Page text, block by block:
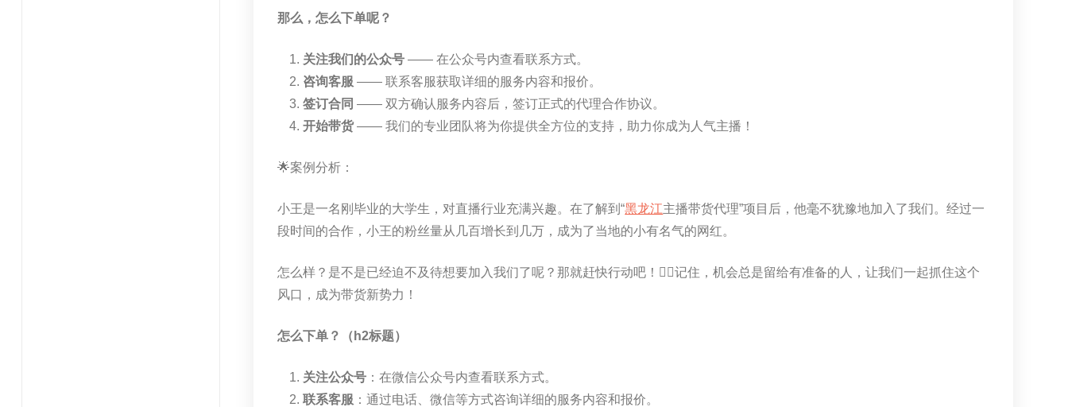
那么，怎么下单呢？
关注我们的公众号 —— 在公众号内查看联系方式。
咨询客服 —— 联系客服获取详细的服务内容和报价。
签订合同 —— 双方确认服务内容后，签订正式的代理合作协议。
开始带货 —— 我们的专业团队将为你提供全方位的支持，助力你成为人气主播！
🌟案例分析：
小王是一名刚毕业的大学生，对直播行业充满兴趣。在了解到“黑龙江主播带货代理”项目后，他毫不犹豫地加入了我们。经过一
段时间的合作，小王的粉丝量从几百增长到几万，成为了当地的小有名气的网红。
怎么样？是不是已经迫不及待想要加入我们了呢？那就赶快行动吧！🏃‍♂️记住，机会总是留给有准备的人，让我们一起抓住这个
风口，成为带货新势力！
怎么下单？（h2标题）
关注公众号 ：在微信公众号内查看联系方式。
联系客服 ：通过电话、微信等方式咨询详细的服务内容和报价。